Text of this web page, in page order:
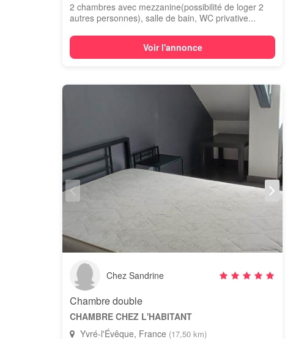
2 chambres avec mezzanine(possibilité de loger 2
autres personnes), salle de bain, WC privative...
Voir l'annonce
Chez Sandrine
Chambre double
CHAMBRE CHEZ L'HABITANT
Yvré-l'Évêque, France (17,50 km)